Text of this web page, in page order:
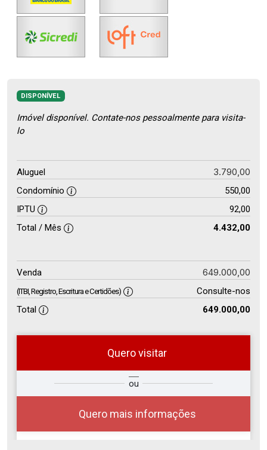
DISPONÍVEL
Imóvel disponível. Contate-nos pessoalmente para visita-
lo
Aluguel 3.790,00
Condomínio
550,00
IPTU
92,00
Total / Mês
4.432,00
Venda 649.000,00
(ITBI, Registro, Escritura e Certidões)
Consulte-nos
Total
649.000,00
Quero visitar
ou
Quero mais informações
Deseja
Comprar
ou
Alugar
?